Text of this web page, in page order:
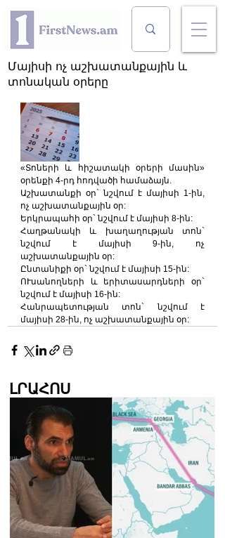
Մայիսի ոչ աշխատանքային և
տոնական օրերը
«Տոների և հիշատակի օրերի մասին»
օրենքի 4-րդ հոդվածի համաձայն.
Աշխատանքի օր` նշվում է մայիսի 1-ին,
ոչ աշխատանքային օր:
Երկրապահի օր` նշվում է մայիսի 8-ին:
Հաղթանակի և խաղաղության տոն`
նշվում է մայիսի 9-ին, ոչ
աշխատանքային օր:
Ընտանիքի օր` նշվում է մայիսի 15-ին:
ՈՒսանողների և երիտասարդների օր`
նշվում է մայիսի 16-ին:
Հանրապետության տոն` նշվում է
մայիսի 28-ին, ոչ աշխատանքային օր:
ԼՐԱՀՈՍ